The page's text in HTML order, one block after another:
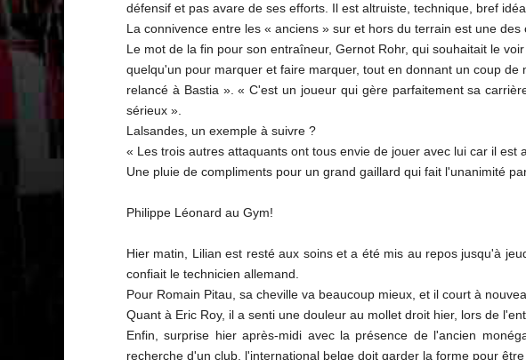
défensif et pas avare de ses efforts. Il est altruiste, technique, bref
La connivence entre les « anciens » sur et hors du terrain est une
Le mot de la fin pour son entraîneur, Gernot Rohr, qui souhaitait le
quelqu'un pour marquer et faire marquer, tout en donnant un coup
relancé à Bastia ». « C'est un joueur qui gère parfaitement sa
sérieux ».
Lalsandes, un exemple à suivre ?
« Les trois autres attaquants ont tous envie de jouer avec lui car il
Une pluie de compliments pour un grand gaillard qui fait l'unanimité
Philippe Léonard au Gym!
Hier matin, Lilian est resté aux soins et a été mis au repos jusqu'à
confiait le technicien allemand.
Pour Romain Pitau, sa cheville va beaucoup mieux, et il court à
Quant à Eric Roy, il a senti une douleur au mollet droit hier, lors de
Enfin, surprise hier après-midi avec la présence de l'ancien
recherche d'un club, l'international belge doit garder la forme pour